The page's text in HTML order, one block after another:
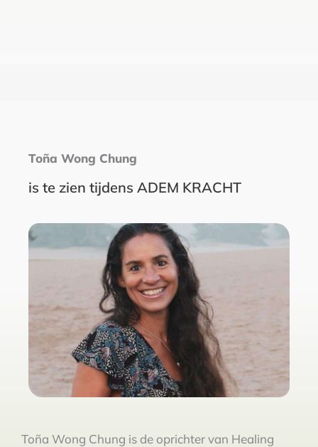
Toña Wong Chung
is te zien tijdens ADEM KRACHT
Toña Wong Chung is de oprichter van Healing